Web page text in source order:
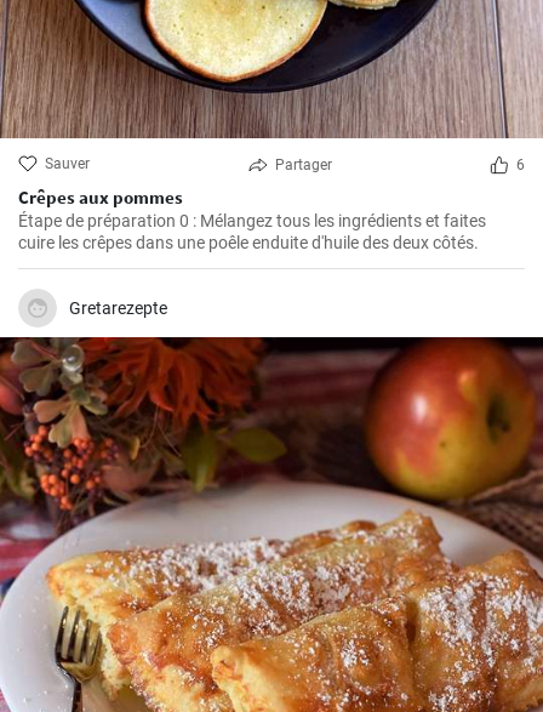
Sauver Partager 6
Crêpes aux pommes
Étape de préparation 0 : Mélangez tous les ingrédients et faites
cuire les crêpes dans une poêle enduite d'huile des deux côtés.
Gretarezepte